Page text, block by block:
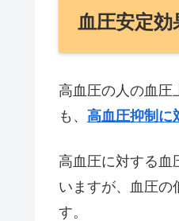
血圧安定効
高血圧の人の血圧
も、 高血圧抑制に
高血圧に対する血
いますが、血圧の
す。